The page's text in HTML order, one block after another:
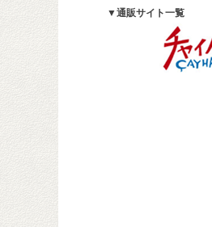
▼通販サイト一覧